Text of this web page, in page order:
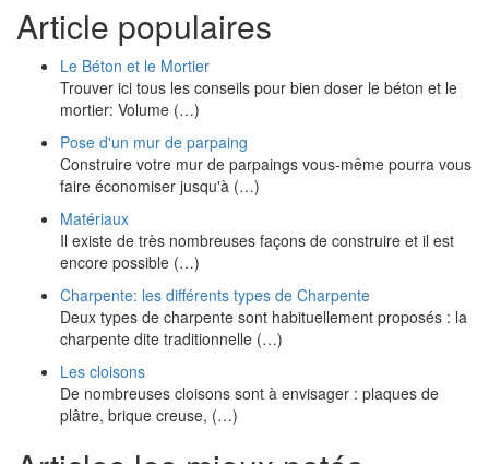
Article populaires
Le Béton et le Mortier
Trouver ici tous les conseils pour bien doser le béton et le
mortier: Volume (…)
Pose d'un mur de parpaing
Construire votre mur de parpaings vous-même pourra vous
faire économiser jusqu'à (…)
Matériaux
Il existe de très nombreuses façons de construire et il est
encore possible (…)
Charpente: les différents types de Charpente
Deux types de charpente sont habituellement proposés : la
charpente dite traditionnelle (…)
Les cloisons
De nombreuses cloisons sont à envisager : plaques de
plâtre, brique creuse, (…)